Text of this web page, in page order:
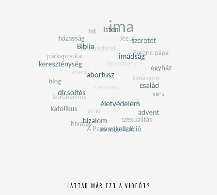
LÁTTAD MÁR EZT A VIDEÓT?